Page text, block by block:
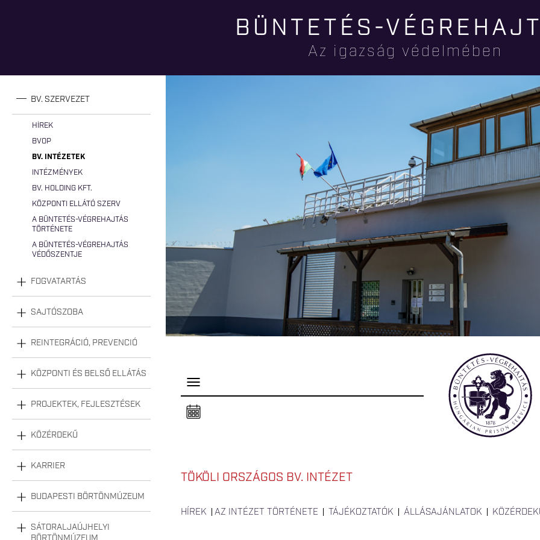
tartalomra
BÜNTETÉS-
Az igazság védelmében
BV. SZERVEZET
HÍREK
BVOP
BV. INTÉZETEK
INTÉZMÉNYEK
BV. HOLDING KFT.
KÖZPONTI ELLÁTÓ SZERV
A BÜNTETÉS-VÉGREHAJTÁS
TÖRTÉNETE
A BÜNTETÉS-VÉGREHAJTÁS
VÉDŐSZENTJE
FOGVATARTÁS
SAJTÓSZOBA
REINTEGRÁCIÓ, PREVENCIÓ
KÖZPONTI ÉS BELSŐ ELLÁTÁS
PROJEKTEK, FEJLESZTÉSEK
KÖZÉRDEKŰ
KARRIER
BUDAPESTI BÖRTÖNMÚZEUM
SÁTORALJAÚJHELYI
P
e
l
s
a
TÖKÖLI ORSZÁGOS BV. INTÉZET
HÍREK AZ INTÉZET TÖRTÉNETE TÁJÉKOZTATÓK ÁLLÁSAJÁNLATOK